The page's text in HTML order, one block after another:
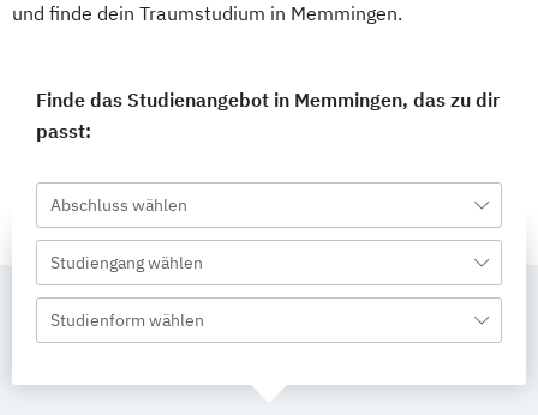
und finde dein Traumstudium in Memmingen.
Finde das Studienangebot in Memmingen, das zu dir
passt:
Abschluss wählen
Studiengang wählen
Studienform wählen